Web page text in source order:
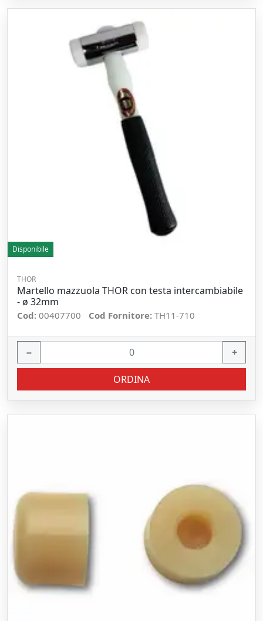
Disponibile
THOR
Martello mazzuola THOR con testa intercambiabile
- ø 32mm
Cod: 00407700 Cod Fornitore: TH11-710
− +
ORDINA